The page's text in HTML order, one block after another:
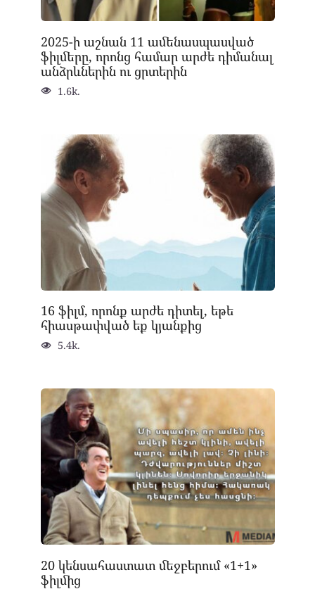
2025-ի աշնան 11 ամենասպասված
ֆիլմերը, որոնց համար արժե դիմանալ
անձրևներին ու ցրտերին
1.6k.
16 ֆիլմ, որոնք արժե դիտել, եթե
հիասթափված եք կյանքից
5.4k.
20 կենսահաստատ մեջբերում «1+1»
ֆիլմից